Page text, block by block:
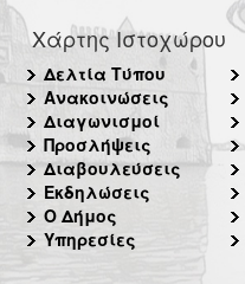
Χάρτης Ιστοχώρου
Δελτία Τύπου
Ανακοινώσεις
Διαγωνισμοί
Προσλήψεις
Διαβουλεύσεις
Εκδηλώσεις
Ο Δήμος
Υπηρεσίες